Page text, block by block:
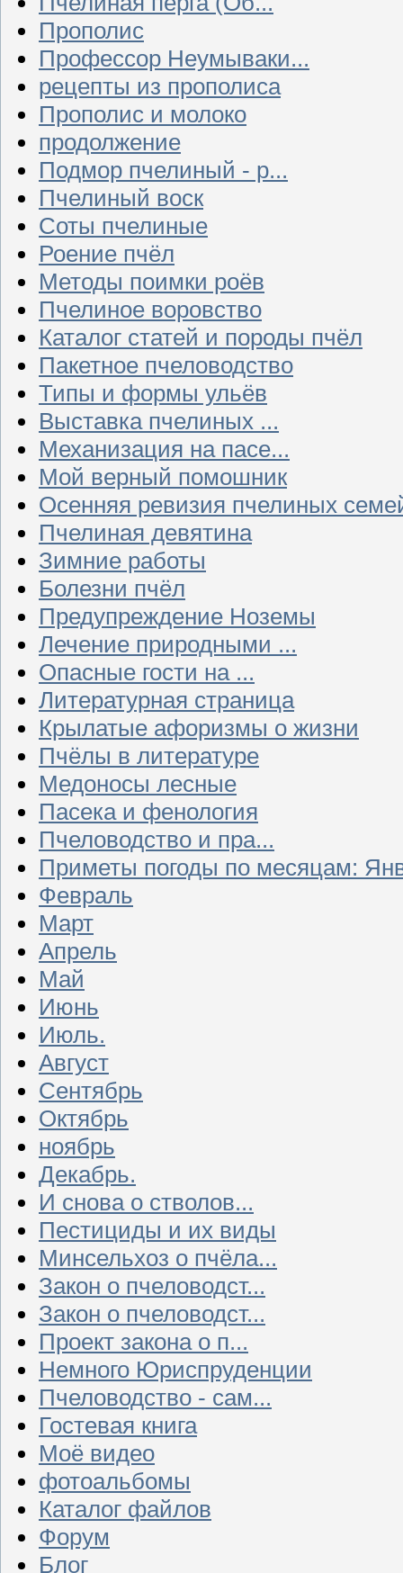
Прополис
Профессор Неумываки...
рецепты из прополиса
Прополис и молоко
продолжение
Подмор пчелиный - р...
Пчелиный воск
Соты пчелиные
Роение пчёл
Методы поимки роёв
Пчелиное воровство
Каталог статей и породы пчёл
Пакетное пчеловодство
Типы и формы ульёв
Выставка пчелиных ...
Механизация на пасе...
Мой верный помошник
Осенняя ревизия пчелиных
Пчелиная девятина
Зимние работы
Болезни пчёл
Предупреждение Ноземы
Лечение природными ...
Опасные гости на ...
Литературная страница
Крылатые афоризмы о жизни
Пчёлы в литературе
Медоносы лесные
Пасека и фенология
Пчеловодство и пра...
Приметы погоды по месяцам:
Февраль
Март
Апрель
Май
Июнь
Июль.
Август
Сентябрь
Октябрь
ноябрь
Декабрь.
И снова о стволов...
Пестициды и их виды
Минсельхоз о пчёла...
Закон о пчеловодст...
Закон о пчеловодст...
Проект закона о п...
Немного Юриспруденции
Пчеловодство - сам...
Гостевая книга
Моё видео
фотоальбомы
Каталог файлов
Форум
Блог